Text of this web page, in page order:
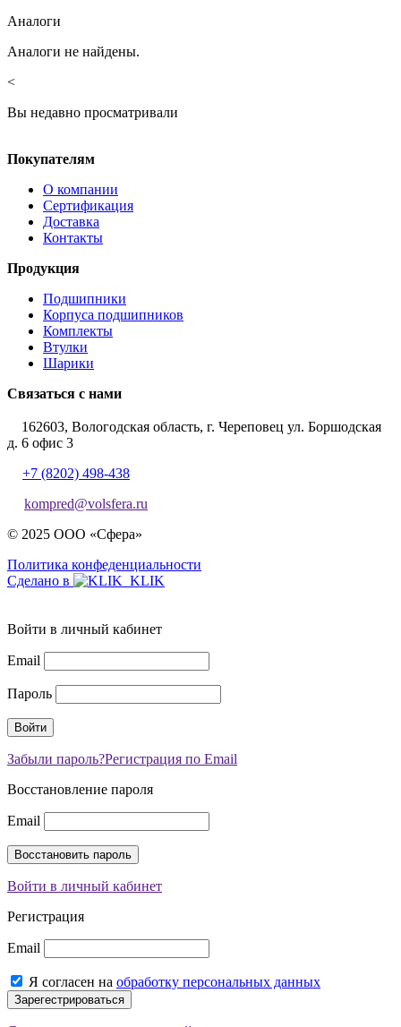
Аналоги
Аналоги не найдены.
<
Вы недавно просматривали
Покупателям
О компании
Сертификация
Доставка
Контакты
Продукция
Подшипники
Корпуса подшипников
Комплекты
Втулки
Шарики
Связаться с нами
162603, Вологодская область, г. Череповец ул. Боршодская
д. 6 офис 3
+7 (8202) 498-438
kompred@volsfera.ru
© 2025 ООО «Сфера»
Политика конфеденциальности
Сделано в
Войти в личный кабинет
Email
Пароль
Забыли пароль?Регистрация по Email
Восстановление пароля
Email
Войти в личный кабинет
Регистрация
Email
Я согласен на обработку персональных данных